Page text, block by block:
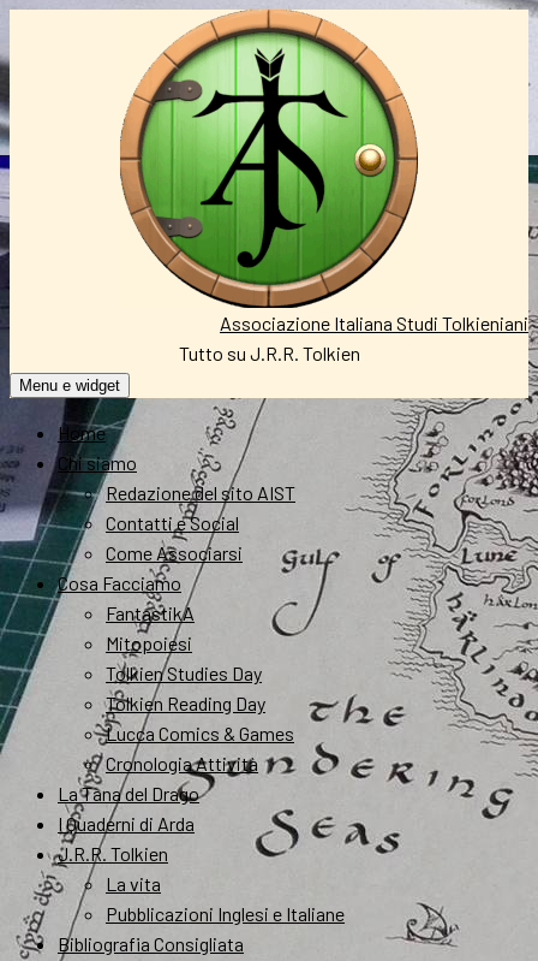
al
Associazione Italiana Studi Tolkieniani
Tutto su J.R.R. Tolkien
Menu e widget
Home
Chi siamo
Redazione del sito AIST
Contatti e Social
Come Associarsi
Cosa Facciamo
FantastikA
Mitopoiesi
Tolkien Studies Day
Tolkien Reading Day
Lucca Comics & Games
Cronologia Attività
La Tana del Drago
I Quaderni di Arda
J.R.R. Tolkien
La vita
Pubblicazioni Inglesi e Italiane
Bibliografia Consigliata